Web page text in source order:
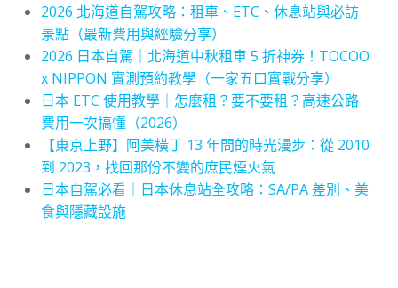
2026 北海道自駕攻略：租車、ETC、休息站與必訪
景點（最新費用與經驗分享）
2026 日本自駕｜北海道中秋租車 5 折神券！TOCOO
x NIPPON 實測預約教學（一家五口實戰分享）
日本 ETC 使用教學｜怎麼租？要不要租？高速公路
費用一次搞懂（2026）
【東京上野】阿美橫丁 13 年間的時光漫步：從 2010
到 2023，找回那份不變的庶民煙火氣
日本自駕必看｜日本休息站全攻略：SA/PA 差別、美
食與隱藏設施